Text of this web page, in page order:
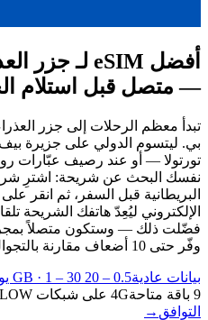
أفضل eSIM لـ جزر العذراء البريطانية
— متصل قبل استلام
تبدأ معظم الرحلات إلى جزر
بي. ليتسوم الدولي على جزيرة
تورتولا — أو عند رصيف عبّارات
البريطانية قبل السفر، ثم انقر
فضّلت ذلك — وستكون متصلاً
وفّر حتى 10 أضعاف مقارنة بالتجوال، مع باقات تبدأ من $6.99.
بيانات عادية0.5 – 20 GB
· 1 – 30 يوم
9 باقة متاحة
4G على شبكات Digicel and FLOW
التوافق →